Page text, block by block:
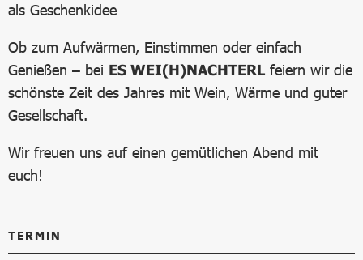
als Geschenkidee
Ob zum Aufwärmen, Einstimmen oder einfach
Genießen – bei ES WEI(H)NACHTERL feiern wir die
schönste Zeit des Jahres mit Wein, Wärme und guter
Gesellschaft.
Wir freuen uns auf einen gemütlichen Abend mit
euch!
TERMIN